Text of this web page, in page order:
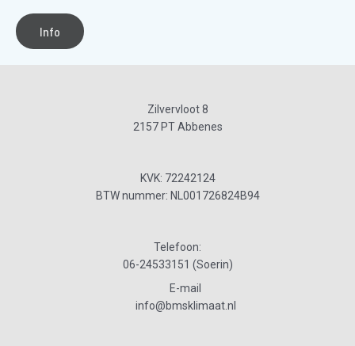
Info
Zilvervloot 8
2157 PT Abbenes
KVK: 72242124
BTW nummer: NL001726824B94
Telefoon:
06-24533151 (Soerin)
E-mail
info@bmsklimaat.nl